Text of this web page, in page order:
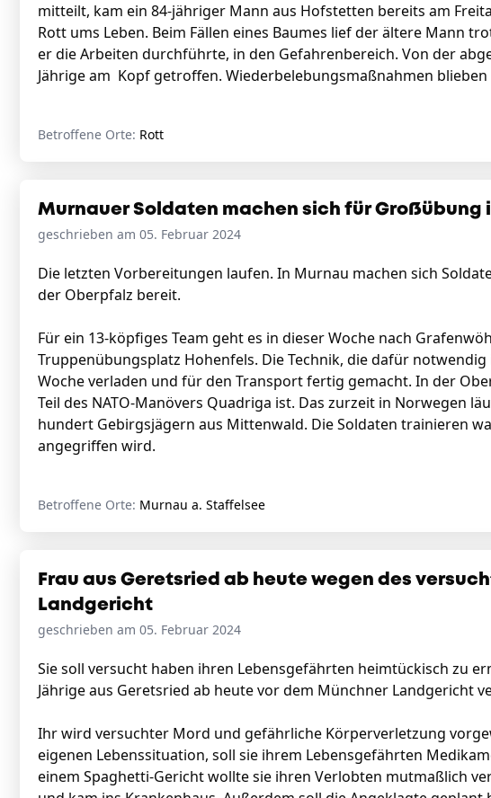
mitteilt, kam ein 84-jähriger Mann aus Hofstetten bereits am
Rott ums Leben. Beim Fällen eines Baumes lief der ältere Mann
er die Arbeiten durchführte, in den Gefahrenbereich. Von der
Jährige am Kopf getroffen. Wiederbelebungsmaßnahmen blieben
Betroffene Orte: Rott
Murnauer Soldaten machen sich für Großübung
geschrieben am 05. Februar 2024
Die letzten Vorbereitungen laufen. In Murnau machen sich
der Oberpfalz bereit.
Für ein 13-köpfiges Team geht es in dieser Woche nach
Truppenübungsplatz Hohenfels. Die Technik, die dafür
Woche verladen und für den Transport fertig gemacht. In der
Teil des NATO-Manövers Quadriga ist. Das zurzeit in Norwegen
hundert Gebirgsjägern aus Mittenwald. Die Soldaten trainieren
angegriffen wird.
Betroffene Orte: Murnau a. Staffelsee
Frau aus Geretsried ab heute wegen des
Landgericht
geschrieben am 05. Februar 2024
Sie soll versucht haben ihren Lebensgefährten heimtückisch zu
Jährige aus Geretsried ab heute vor dem Münchner Landgericht
Ihr wird versuchter Mord und gefährliche Körperverletzung
eigenen Lebenssituation, soll sie ihrem Lebensgefährten
einem Spaghetti-Gericht wollte sie ihren Verlobten mutmaßlich